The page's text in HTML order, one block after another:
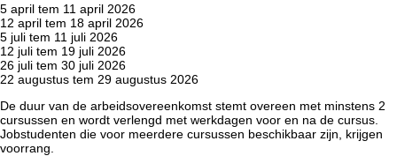
5 april tem 11 april 2026
12 april tem 18 april 2026
5 juli tem 11 juli 2026
12 juli tem 19 juli 2026
26 juli tem 30 juli 2026
22 augustus tem 29 augustus 2026
De duur van de arbeidsovereenkomst stemt overeen met minstens 2
cursussen en wordt verlengd met werkdagen voor en na de cursus.
Jobstudenten die voor meerdere cursussen beschikbaar zijn, krijgen
voorrang.